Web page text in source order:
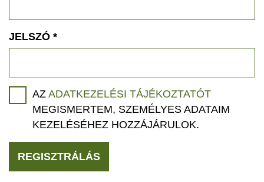
JELSZÓ *
AZ ADATKEZELÉSI TÁJÉKOZTATÓT
MEGISMERTEM, SZEMÉLYES ADATAIM
KEZELÉSÉHEZ HOZZÁJÁRULOK.
REGISZTRÁLÁS